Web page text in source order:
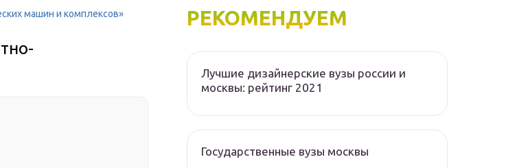
машин и комплексов» РЕКОМЕНДУЕМ
Лучшие дизайнерские вузы россии и
москвы: рейтинг 2021
Государственные вузы москвы